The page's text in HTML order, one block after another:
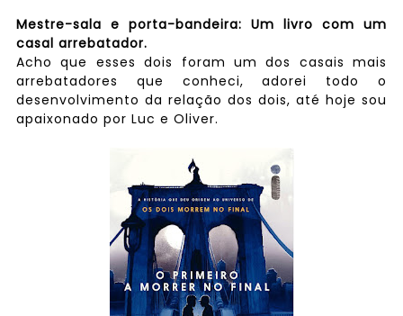
Mestre-sala e porta-bandeira: Um livro com um
casal arrebatador.
Acho que esses dois foram um dos casais mais
arrebatadores que conheci, adorei todo o
desenvolvimento da relação dos dois, até hoje sou
apaixonado por Luc e Oliver.